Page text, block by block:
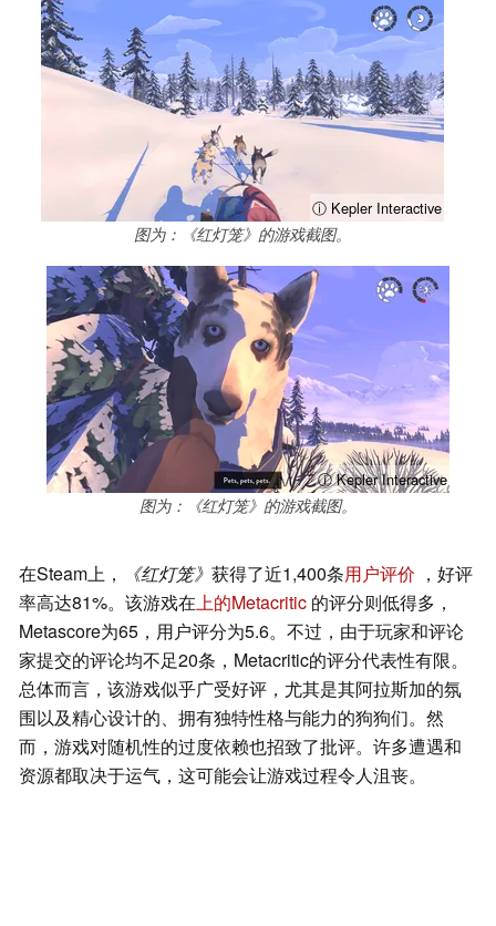
ⓘ Kepler Interactive
图为：《红灯笼》的游戏截图。
ⓘ Kepler Interactive
图为：《红灯笼》的游戏截图。
在Steam上， 《红灯笼》 获得了近1,400条用户评价 ，好评
率高达81%。该游戏在上的Metacritic 的评分则低得多，
Metascore为65，用户评分为5.6。不过，由于玩家和评论
家提交的评论均不足20条，Metacritic的评分代表性有限。
总体而言，该游戏似乎广受好评，尤其是其阿拉斯加的氛
围以及精心设计的、拥有独特性格与能力的狗狗们。然
而，游戏对随机性的过度依赖也招致了批评。许多遭遇和
资源都取决于运气，这可能会让游戏过程令人沮丧。